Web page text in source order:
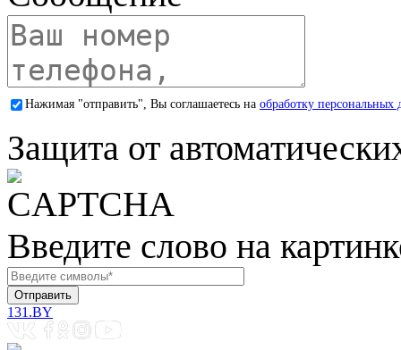
Нажимая "отправить", Вы соглашаетесь на обработку персональных
Защита от
Введите слово на
131.BY